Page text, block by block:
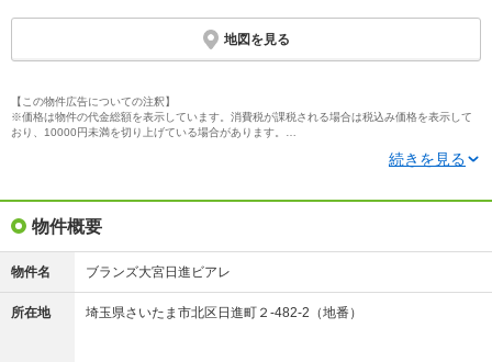
地図を見る
【この物件広告についての注釈】
※価格は物件の代金総額を表示しています。消費税が課税される場合は税込み価格を表示して
おり、10000円未満を切り上げている場合があります。
いない場合があります。住戸タイプと各住戸の価格帯表記について、単位（1000万円・100万
ター」なども含みます。
※完成予想図はいずれも外構、植栽、外観等実際のものとは多少異なることがあります。
※ＣＧ合成の画像の場合、実際とは多少異なる場合があります。
※写真に写っている、またはパース（絵）や間取り図に描かれている家具や車などは、特にコ
※掲載の省エネ性能ラベル内の物件・住棟・号室名称については最新のものに変更されている
続きを見る
物件概要
物件名 ブランズ大宮日進ビアレ
所在地 埼玉県さいたま市北区日進町２-482-2（地番）